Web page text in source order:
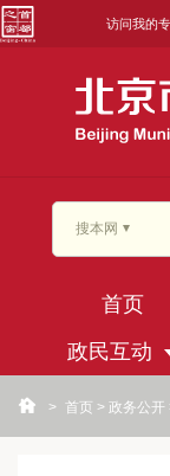
访问我的
搜本网
首页
政民互动
> 首页 > 政务公开